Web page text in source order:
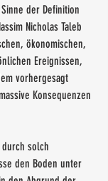
der Definition
Nicholas Taleb
ökonomischen,
Ereignissen,
vorhergesagt
Konsequenzen
solch
den Boden unter